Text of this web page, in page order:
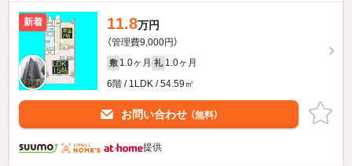
新着 11.8万円
（管理費9,000円）
敷 1.0ヶ月 礼 1.0ヶ月
6階 / 1LDK / 54.59㎡
お問い合わせ （無料）
提供